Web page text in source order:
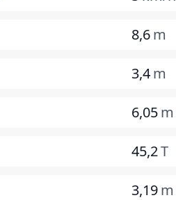
8,6m
3,4m
6,05m
45,2T
3,19m